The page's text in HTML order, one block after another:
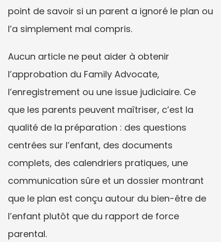
point de savoir si un parent a ignoré le plan ou
l’a simplement mal compris.
Aucun article ne peut aider à obtenir
l’approbation du Family Advocate,
l’enregistrement ou une issue judiciaire. Ce
que les parents peuvent maîtriser, c’est la
qualité de la préparation : des questions
centrées sur l’enfant, des documents
complets, des calendriers pratiques, une
communication sûre et un dossier montrant
que le plan est conçu autour du bien-être de
l’enfant plutôt que du rapport de force
parental.